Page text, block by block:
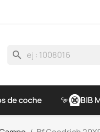
search
de coche BIB